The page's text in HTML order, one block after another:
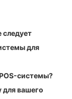
следует
для
системы?
для вашего